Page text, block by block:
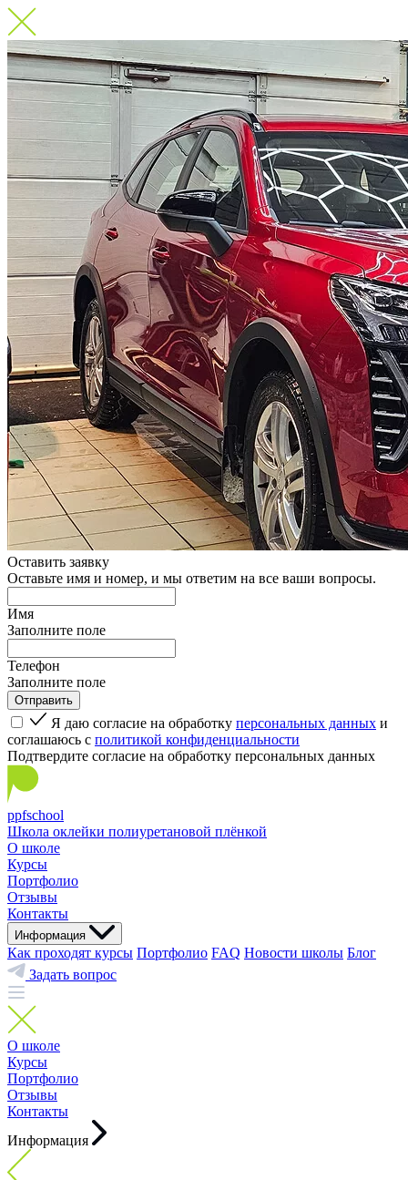
Оставить заявку
Оставьте имя и номер, и мы ответим на все ваши вопросы.
Имя
Заполните поле
Телефон
Заполните поле
Я даю согласие на обработку персональных данных и
соглашаюсь с политикой конфиденциальности
Подтвердите согласие на обработку персональных данных
ppfschool
Школа оклейки полиуретановой плёнкой
О школе
Курсы
Портфолио
Отзывы
Контакты
Информация
Как проходят курсы Портфолио FAQ Новости школы Блог
Задать вопрос
О школе
Курсы
Портфолио
Отзывы
Контакты
Информация